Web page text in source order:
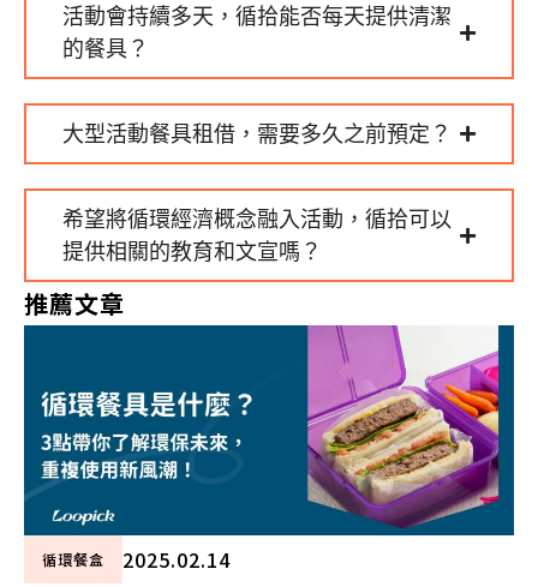
活動會持續多天，循拾能否每天提供清潔
的餐具？
大型活動餐具租借，需要多久之前預定？
希望將循環經濟概念融入活動，循拾可以
提供相關的教育和文宣嗎？
推薦文章
循環餐盒
2025.02.14